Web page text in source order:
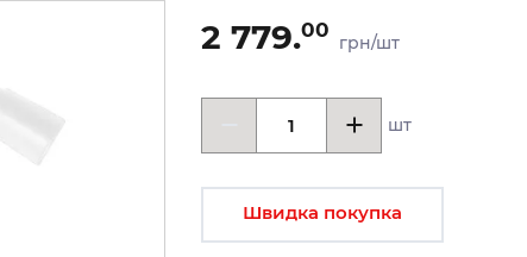
2 779.00
грн/шт
шт
Швидка покупка